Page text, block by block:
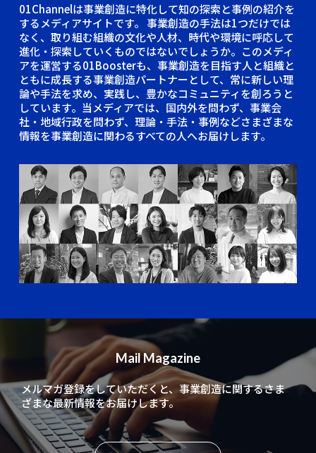
01Channelは事業創造に特化して知の探索と事例の紹介を
するメディアサイトです。 事業創造の手法は1つだけでは
なく、取り組む組織の文化や人材、時代や環境に呼応して
進化・探索していくものではないでしょうか。このメディ
アを運営する01Boosterも、事業創造を目指す人と組織と
ともに成長する事業創造パートナーとして、常に新しい理
論や手法を求め、実践し、豊かなコミュニティを創ろうと
しています。当メディアでは、国内外を問わず、事業会
社・地域行政を問わず、理論・手法・事例などさまざまな
情報を事業創造に関わるすべての人へお届けします。
Mail Magazine
メルマガ登録をしていただくと、事業創造に関するさま
ざまな最新情報をお届けします。